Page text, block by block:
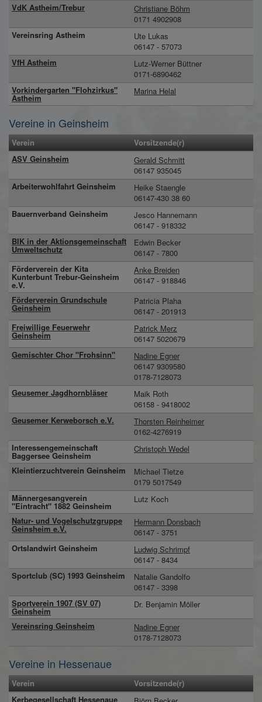
VdK Astheim/Trebur
Christiane Böhm
0171 4902908
Vereinsring Astheim
Ute Lukas
06147 - 57073
VfH Astheim
Lutz-Werner Büttner
0171-6890462
Vorkindergarten "Flohzirkus"
Astheim
Marina Helal
Vereine in Geinsheim
Verein
Vorsitzende(r)
ASV Geinsheim
Gerald Schmitt
06147 935045
Arbeiterwohlfahrt Geinsheim
Heike Staengle
06147-430 38 60
Bauernverband Geinsheim
Jesco Hannemann
06147 - 918332
BIK in der Aktionsgemeinschaft
Umweltschutz
Edwin Becker
06147 - 7800
Förderverein der Kita
Kunterbunt Trebur-Geinsheim
e.V.
Anke Breiden
06147 - 918846
Förderverein Grundschule
Geinsheim
Patricia Plaha
06147 - 201913
Freiwillige Feuerwehr
Geinsheim
Patrick Merz
06147 5020679
Gemischter Chor "Frohsinn"
Nadine Egner
06147 9309580
0178-7128073
Geusemer Jagdhornbläser
Maik Roth
06158 - 9418002
Geusemer Kerweborsch e.V.
Thorsten Reinheimer
0162-4276919
Interessengemeinschaft
Baggersee Geinsheim
Christoph Wedel
Kleintierzuchtverein Geinsheim
Michael Tietze
0179 5017549
Männergesangverein
"Eintracht" 1882 Geinsheim
Lutz Koch
Natur- und Vogelschutzgruppe
Geinsheim e.V.
Hermann Donsbach
06147 - 3751
Ortslandwirt Geinsheim
Ludwig Schrimpf
06147 - 8434
Sportclub (SC) 1993 Geinsheim
Natalie Gandolfo
06147 - 3398
Sportverein 1907 (SV 07)
Geinsheim
Dr. Benjamin Möller
Vereinsring Geinsheim
Nadine Egner
0178-7128073
Vereine in Hessenaue
Verein
Vorsitzende(r)
Kerbegesellschaft Hessenaue